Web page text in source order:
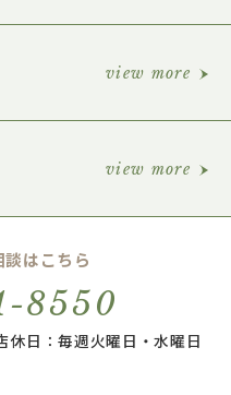
view more
view more
はこちら
8550
日：毎週火曜日・水曜日